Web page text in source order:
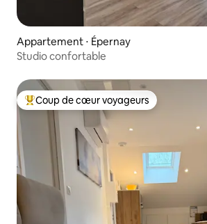
Appartement ⋅ Épernay
Studio confortable
Coups de cœur voyageurs les plus
Coup de cœur voyageurs